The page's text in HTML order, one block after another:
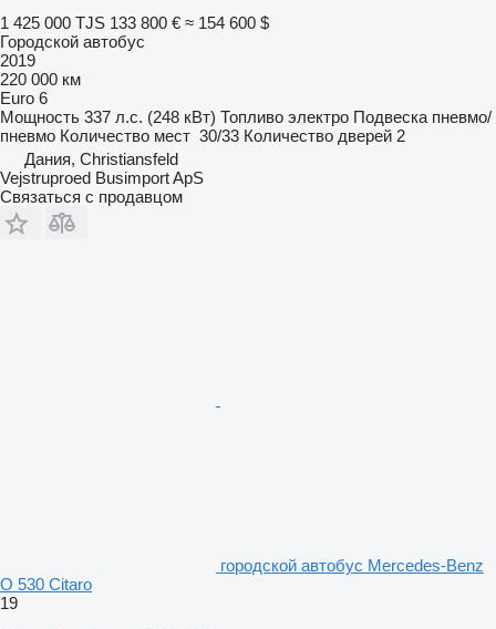
1 425 000 TJS 133 800 € ≈ 154 600 $
Городской автобус
2019
220 000 км
Euro 6
Мощность 337 л.с. (248 кВт) Топливо электро Подвеска пневмо/
пневмо Количество мест 30/33 Количество дверей 2
Дания, Christiansfeld
Vejstruproed Busimport ApS
Связаться с продавцом
городской автобус Mercedes-Benz
O 530 Citaro
19